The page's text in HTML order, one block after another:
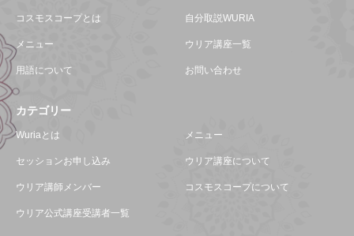
コスモスコープとは 自分取説WURIA
メニュー ウリア講座一覧
用語について お問い合わせ
カテゴリー
Wuriaとは メニュー
セッションお申し込み ウリア講座について
ウリア講師メンバー コスモスコープについて
ウリア公式講座受講者一覧